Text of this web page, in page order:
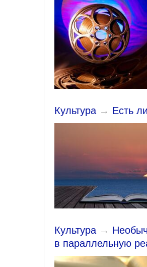
Культура → Есть
Культура →
в параллельную